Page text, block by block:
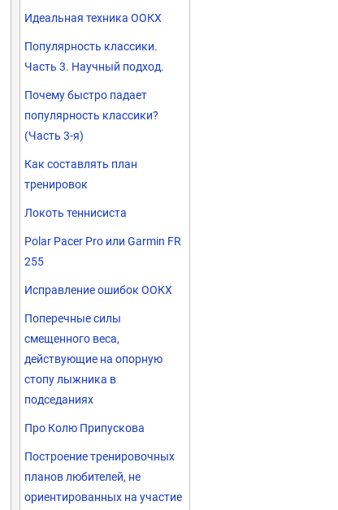
Идеальная техника ООКХ
Популярность классики.
Часть 3. Научный подход.
Почему быстро падает
популярность классики?
(Часть 3-я)
Как составлять план
тренировок
Локоть теннисиста
Polar Pacer Pro или Garmin FR
255
Исправление ошибок ООКХ
Поперечные силы
смещенного веса,
действующие на опорную
стопу лыжника в
подседаниях
Про Колю Припускова
Построение тренировочных
планов любителей, не
ориентированных на участие